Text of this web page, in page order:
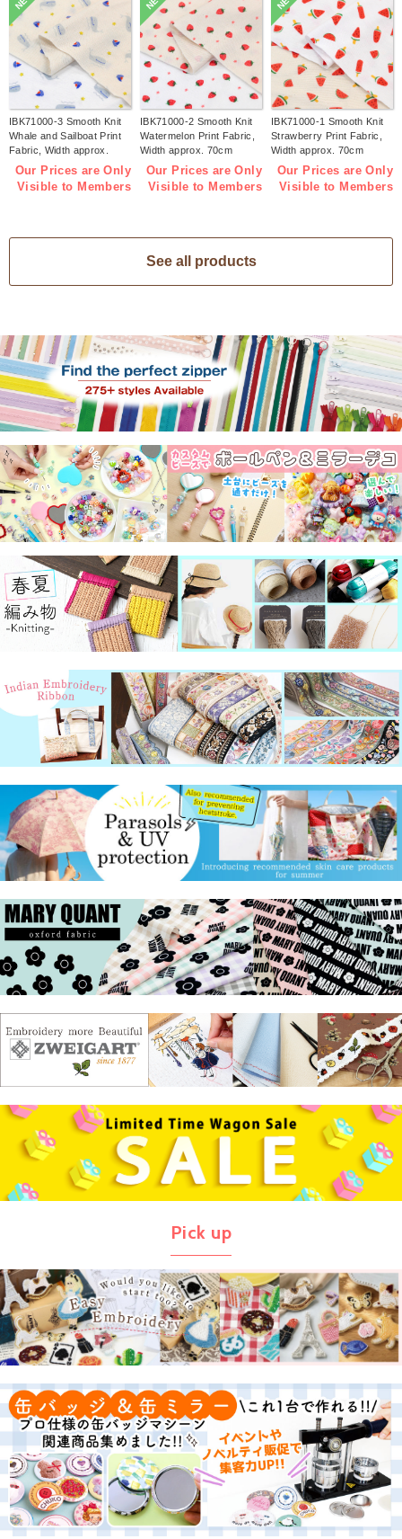
IBK71000-3 Smooth Knit
Whale and Sailboat Print
Fabric, Width approx.
70cm 1m/unit (m)
Our Prices are Only
Visible to Members
IBK71000-2 Smooth Knit
Watermelon Print Fabric,
Width approx. 70cm
1m/unit (m)
Our Prices are Only
Visible to Members
IBK71000-1 Smooth Knit
Strawberry Print Fabric,
Width approx. 70cm
1m/unit (m)
Our Prices are Only
Visible to Members
See all products
Pick up